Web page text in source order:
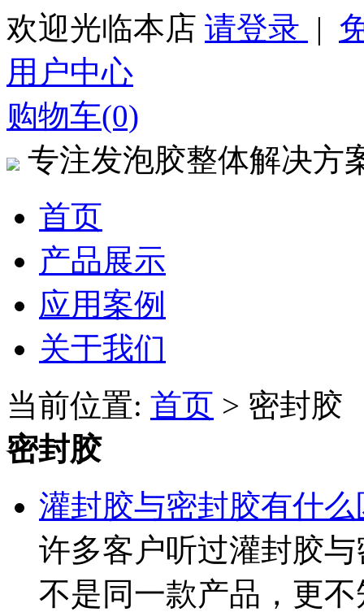
欢迎光临本店 请登录 |
用户中心
购物车(0)
专注发泡胶整体解决方
首页
产品展示
应用案例
关于我们
当前位置: 首页 > 密封胶
密封胶
灌封胶与密封胶有什
许多客户听过灌封胶
不是同一款产品，更